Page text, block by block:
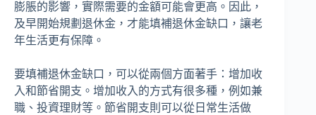
膨脹的影響，實際需要的金額可能會更高。因此，
及早開始規劃退休金，才能填補退休金缺口，讓老
年生活更有保障。
要填補退休金缺口，可以從兩個方面著手：增加收
入和節省開支。增加收入的方式有很多種，例如兼
職、投資理財等。節省開支則可以從日常生活做